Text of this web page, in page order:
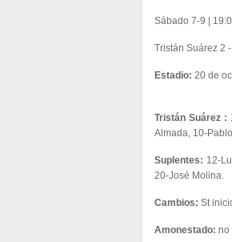
Sábado 7-9 |
Tristán Suárez 2
Estadio: 20 de
Tristán Suárez :
Almada, 10-
Suplentes: 12-
20-José Molina.
Cambios: St
Amonestado: no